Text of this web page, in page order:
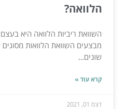
הלוואה?
השוואת ריביות הלוואה היא
מבצעים השוואת הלוואות מסוגים
שונים...
קרא עוד »
דצמ 01, 2021